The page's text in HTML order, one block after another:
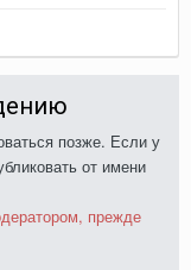
позже. Если у
от имени
прежде